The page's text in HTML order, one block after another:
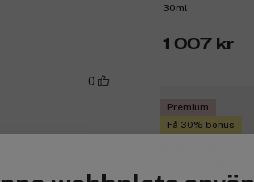
30ml
1 007 kr
Premium
Få 30% bonus
0
Anmäl